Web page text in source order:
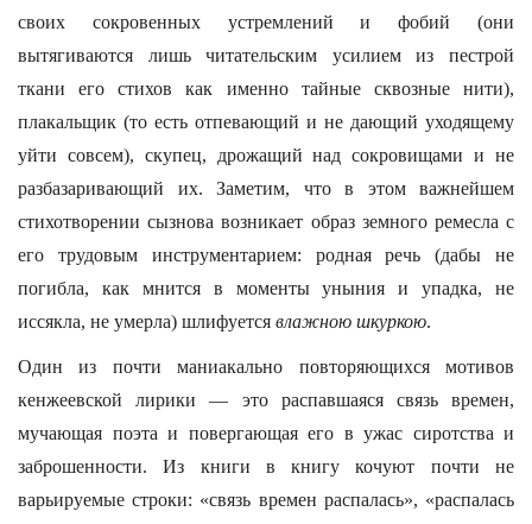
своих сокровенных устремлений и фобий (они
вытягиваются лишь читательским усилием из пестрой
ткани его стихов как именно тайные сквозные нити),
плакальщик (то есть отпевающий и не дающий уходящему
уйти совсем), скупец, дрожащий над сокровищами и не
разбазаривающий их. Заметим, что в этом важнейшем
стихотворении сызнова возникает образ земного ремесла с
его трудовым инструментарием: родная речь (дабы не
погибла, как мнится в моменты уныния и упадка, не
иссякла, не умерла) шлифуется влажною шкуркою.
Один из почти маниакально повторяющихся мотивов
кенжеевской лирики — это распавшаяся связь времен,
мучающая поэта и повергающая его в ужас сиротства и
заброшенности. Из книги в книгу кочуют почти не
варьируемые строки: «связь времен распалась», «распалась